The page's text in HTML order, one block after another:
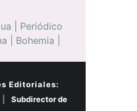
Periódico
Bohemia
Editoriales:
|
Subdirector de